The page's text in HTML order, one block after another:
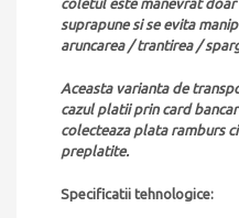
coletul este manevrat doar
suprapune si se evita
aruncarea / trantirea /
Aceasta varianta de
cazul platii prin card
colecteaza plata ramburs
preplatite.
Specificatii tehnologice: